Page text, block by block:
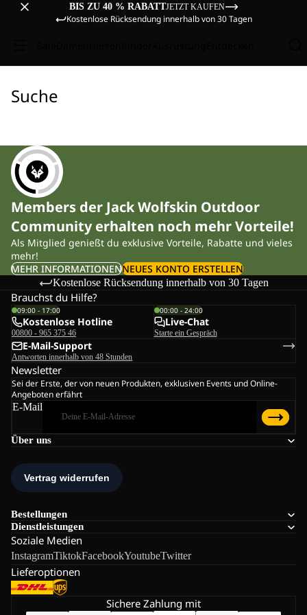
BIS ZU 40 % RABATTJETZT KAUFEN
Kostenlose Rücksendung innerhalb von 30 Tagen
Suche
Members der Jack Wolfskin Outdoor
Community erhalten noch mehr Vorteile!
Als Mitglied genießt du exklusive Vorteile, Rabatte und vieles
mehr!
MEHR INFORMATIONENNEUES KONTO ERSTELLEN
Kostenlose Rücksendung innerhalb von 30 Tagen
Über uns
Bestellungen
Dienstleistungen
Soziale Medien
InstagramTiktokFacebookYoutubeTwitter
Lieferoptionen
Brauchst du Hilfe?
09:00 - 17:00
Kostenlose Hotline
00800 - 965 375 46
00:00 - 24:00
Live-Chat
Starte ein Gespräch
E-Mail-Support
Antworten innerhalb von 48 Stunden
Newsletter
Sei der Erste, der von neuen Produkten, exklusiven Events und Online-
Angeboten erfährt
E-Mail
Sichere Zahlung mit